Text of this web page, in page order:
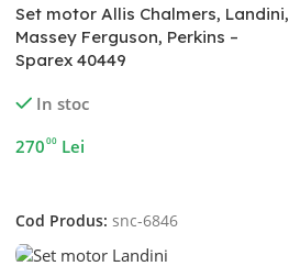
Set motor Allis Chalmers, Landini,
Massey Ferguson, Perkins –
Sparex 40449
In stoc
27000 Lei
Cod Produs: snc-6846